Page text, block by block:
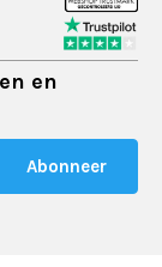
en
Abonneer